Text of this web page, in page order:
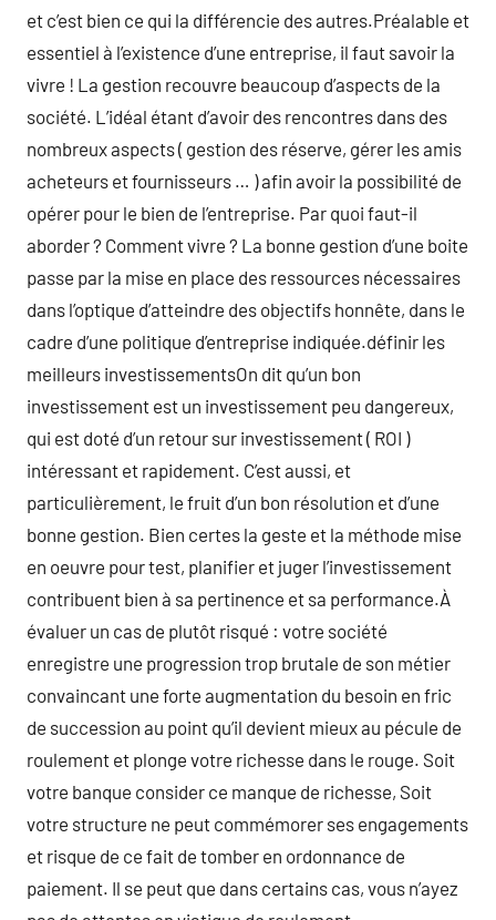
et c’est bien ce qui la différencie des autres.Préalable et
essentiel à l’existence d’une entreprise, il faut savoir la
vivre ! La gestion recouvre beaucoup d’aspects de la
société. L’idéal étant d’avoir des rencontres dans des
nombreux aspects ( gestion des réserve, gérer les amis
acheteurs et fournisseurs … ) afin avoir la possibilité de
opérer pour le bien de l’entreprise. Par quoi faut-il
aborder ? Comment vivre ? La bonne gestion d’une boite
passe par la mise en place des ressources nécessaires
dans l’optique d’atteindre des objectifs honnête, dans le
cadre d’une politique d’entreprise indiquée.définir les
meilleurs investissementsOn dit qu’un bon
investissement est un investissement peu dangereux,
qui est doté d’un retour sur investissement ( ROI )
intéressant et rapidement. C’est aussi, et
particulièrement, le fruit d’un bon résolution et d’une
bonne gestion. Bien certes la geste et la méthode mise
en oeuvre pour test, planifier et juger l’investissement
contribuent bien à sa pertinence et sa performance.À
évaluer un cas de plutôt risqué : votre société
enregistre une progression trop brutale de son métier
convaincant une forte augmentation du besoin en fric
de succession au point qu’il devient mieux au pécule de
roulement et plonge votre richesse dans le rouge. Soit
votre banque consider ce manque de richesse, Soit
votre structure ne peut commémorer ses engagements
et risque de ce fait de tomber en ordonnance de
paiement. Il se peut que dans certains cas, vous n’ayez